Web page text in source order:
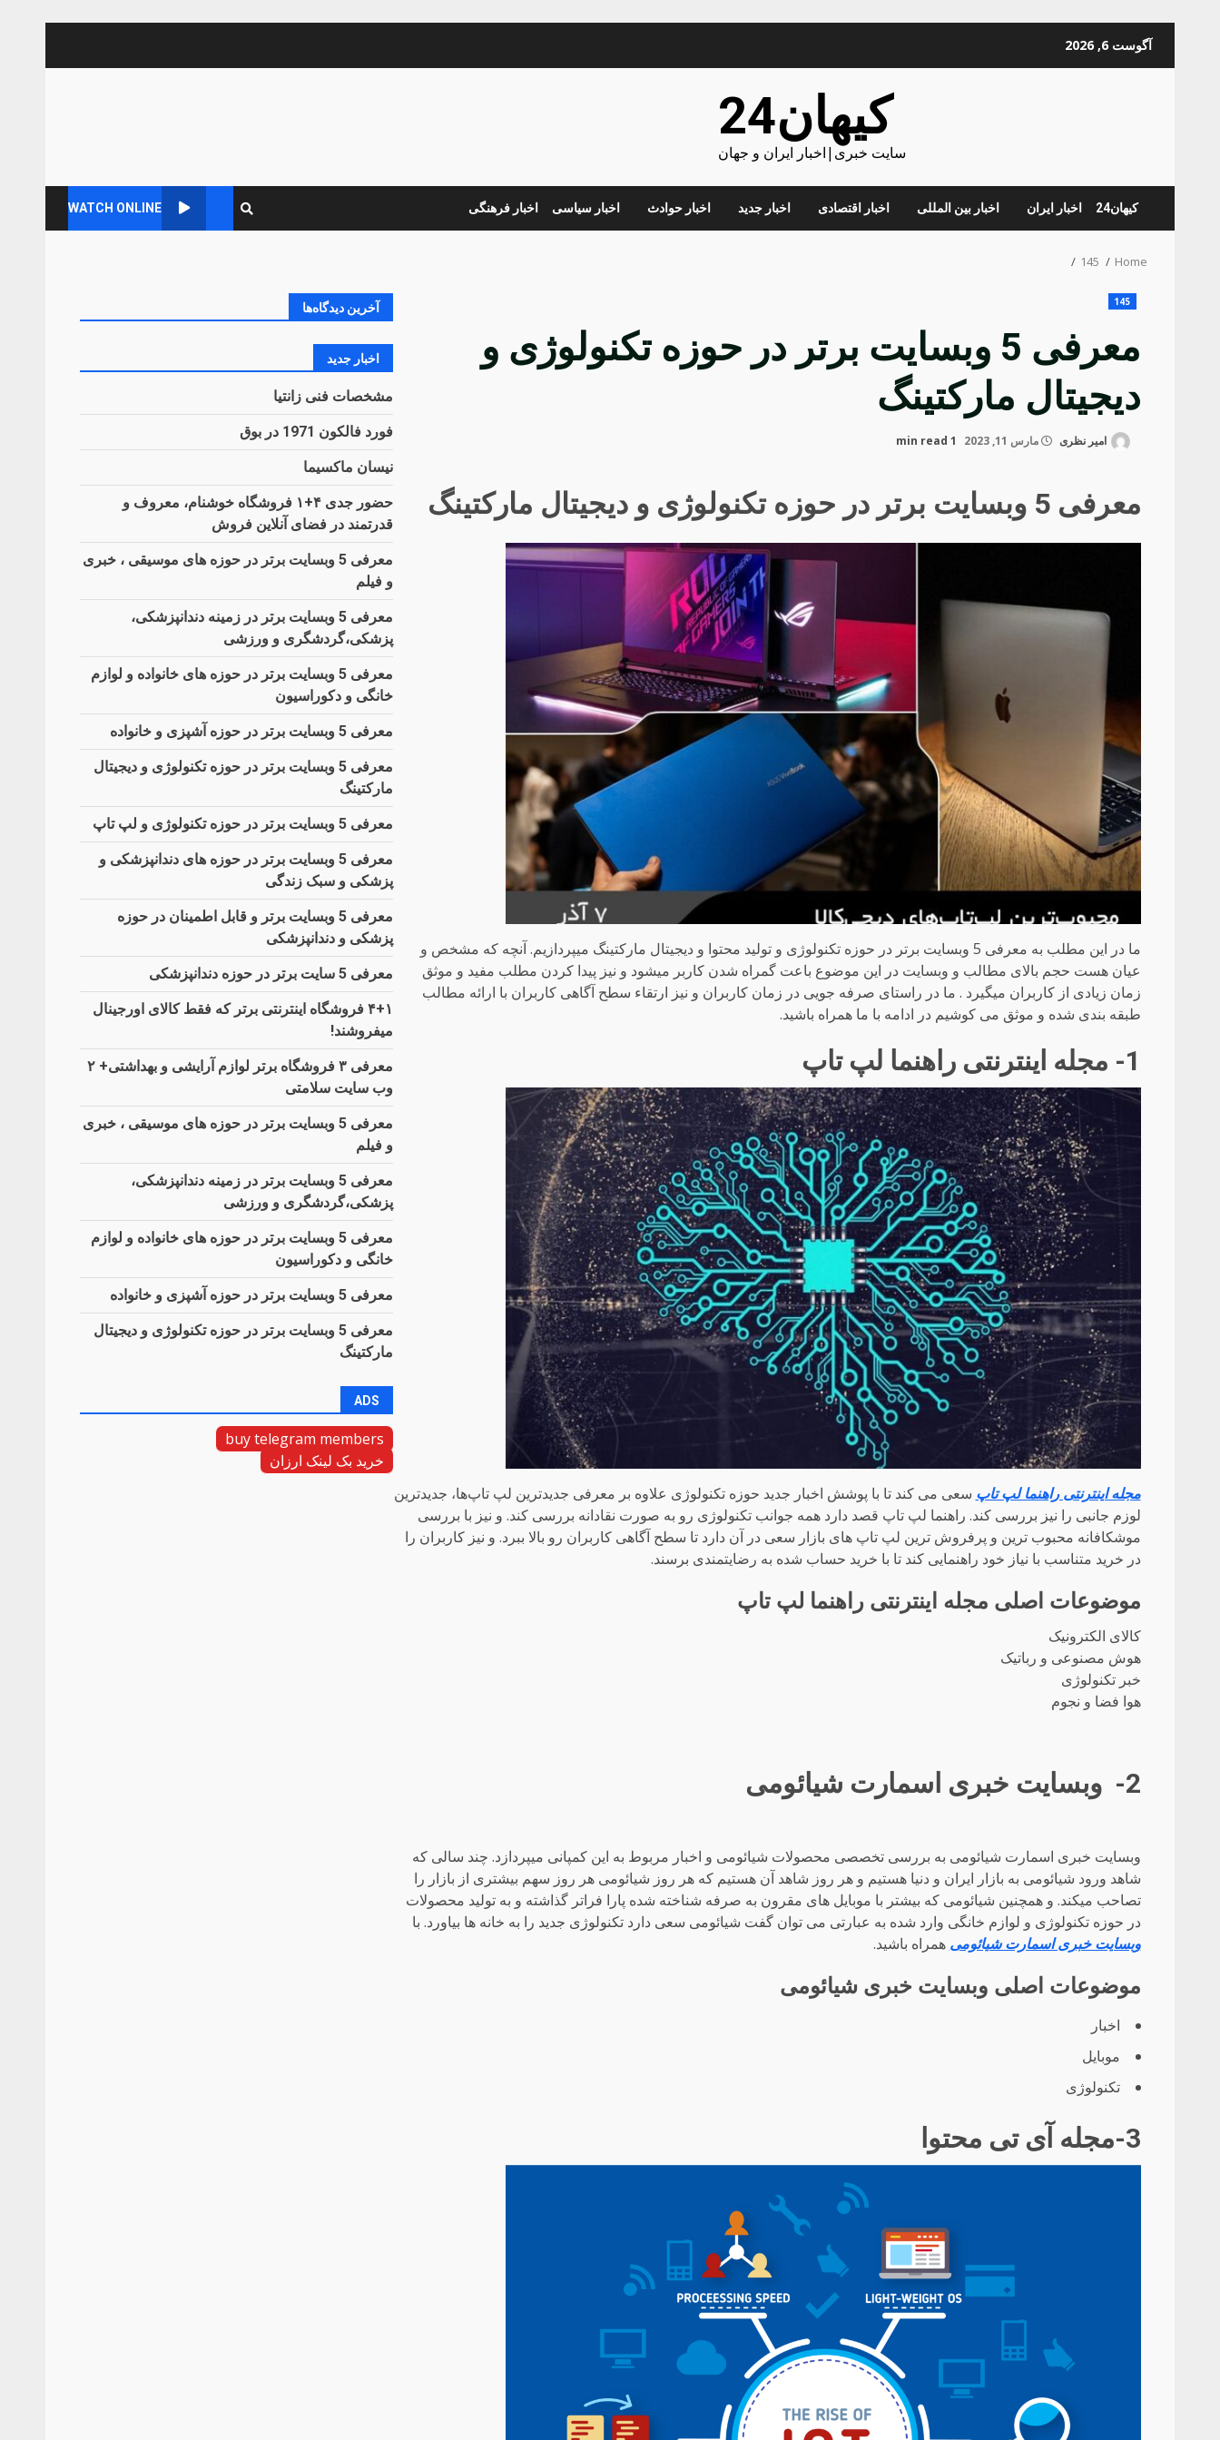
Skip
آگوست 6, 2026
کیهان24
سایت خبری|اخبار ایران و جهان
کیهان24 اخبار ایران اخبار بین المللی اخبار اقتصادی اخبار جدید اخبار حوادث اخبار سیاسی اخبار فرهنگی WATCH ONLINE
Home
145
145
معرفی 5 وبسایت برتر در حوزه تکنولوژی و
دیجیتال مارکتینگ
امیر نظری مارس 11, 2023 1 min read
معرفی 5 وبسایت برتر در حوزه تکنولوژی و دیجیتال مارکتینگ
ما در این مطلب به معرفی 5 وبسایت برتر در حوزه تکنولوژی و تولید محتوا و دیجیتال مارکتینگ میپردازیم. آنچه که مشخص و
عیان هست حجم بالای مطالب و وبسایت در این موضوع باعت گمراه شدن کاربر میشود و نیز پیدا کردن مطلب مفید و موثق
زمان زیادی از کاربران میگیرد . ما در راستای صرفه جویی در زمان کاربران و نیز ارتقاء سطح آگاهی کاربران با ارائه مطالب
طبقه بندی شده و موثق می کوشیم در ادامه با ما همراه باشید.
1- مجله اینترنتی راهنما لپ تاپ
مجله اینترنتی راهنما لپ تاپ سعی می کند تا با پوشش اخبار جدید حوزه تکنولوژی علاوه بر معرفی جدیدترین لپ تاپ‌ها، جدیدترین
لوزم جانبی را نیز بررسی کند. راهنما لپ تاپ قصد دارد همه جوانب تکنولوژی رو به صورت نقادانه بررسی کند. و نیز با بررسی
موشکافانه محبوب ترین و پرفروش ترین لپ تاپ های بازار سعی در آن دارد تا سطح آگاهی کاربران رو بالا ببرد. و نیز کاربران را
در خرید متناسب با نیاز خود راهنمایی کند تا با خرید حساب شده به رضایتمندی برسند.
موضوعات اصلی مجله اینترنتی راهنما لپ تاپ
کالای الکترونیک
هوش مصنوعی و رباتیک
خبر تکنولوژی
هوا فضا و نجوم
2- وبسایت خبری اسمارت شیائومی
وبسایت خبری اسمارت شیائومی به بررسی تخصصی محصولات شیائومی و اخبار مربوط به این کمپانی میپردازد. چند سالی که
شاهد ورود شیائومی به بازار ایران و دنیا هستیم و هر روز شاهد آن هستیم که هر روز شیائومی هر روز سهم بیشتری از بازار را
تصاحب میکند. و همچنین شیائومی که بیشتر با موبایل های مقرون به صرفه شناخته شده پارا فراتر گذاشته و به تولید محصولات
در حوزه تکنولوژی و لوازم خانگی وارد شده به عبارتی می توان گفت شیائومی سعی دارد تکنولوژی جدید را به خانه ها بیاورد. با
وبسایت خبری اسمارت شیائومی همراه باشید.
موضوعات اصلی وبسایت خبری شیائومی
اخبار
موبایل
تکنولوژی
3-مجله آی تی محتوا
آخرین دیدگاه‌ها
اخبار جدید
مشخصات فنی زانتیا
فورد فالکون 1971 در بوق
نیسان ماکسیما
حضور جدی ۴+۱ فروشگاه خوشنام، معروف و
قدرتمند در فضای آنلاین فروش
معرفی 5 وبسایت برتر در حوزه های موسیقی ، خبری
و فیلم
معرفی 5 وبسایت برتر در زمینه دندانپزشکی،
پزشکی،گردشگری و ورزشی
معرفی 5 وبسایت برتر در حوزه های خانواده و لوازم
خانگی و دکوراسیون
معرفی 5 وبسایت برتر در حوزه آشپزی و خانواده
معرفی 5 وبسایت برتر در حوزه تکنولوژی و دیجیتال
مارکتینگ
معرفی 5 وبسایت برتر در حوزه تکنولوژی و لپ تاپ
معرفی 5 وبسایت برتر در حوزه های دندانپزشکی و
پزشکی و سبک زندگی
معرفی 5 وبسایت برتر و قابل اطمینان در حوزه
پزشکی و دندانپزشکی
معرفی 5 سایت برتر در حوزه دندانپزشکی
۴+۱ فروشگاه اینترنتی برتر که فقط کالای اورجینال
میفروشند!
معرفی ۳ فروشگاه برتر لوازم آرایشی و بهداشتی+ ۲
وب سایت سلامتی
معرفی 5 وبسایت برتر در حوزه های موسیقی ، خبری
و فیلم
معرفی 5 وبسایت برتر در زمینه دندانپزشکی،
پزشکی،گردشگری و ورزشی
معرفی 5 وبسایت برتر در حوزه های خانواده و لوازم
خانگی و دکوراسیون
معرفی 5 وبسایت برتر در حوزه آشپزی و خانواده
معرفی 5 وبسایت برتر در حوزه تکنولوژی و دیجیتال
مارکتینگ
ADS
buy telegram members
خرید بک لینک ارزان